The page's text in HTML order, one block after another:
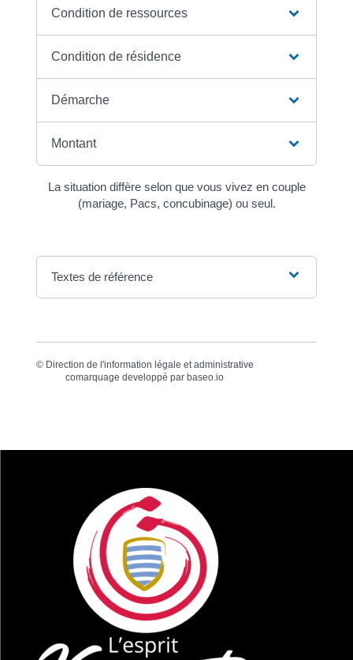
Condition de ressources
Condition de résidence
Démarche
Montant
La situation diffère selon que vous vivez en couple
(mariage, Pacs, concubinage) ou seul.
Textes de référence
© Direction de l'information légale et administrative
comarquage developpé parbaseo.io